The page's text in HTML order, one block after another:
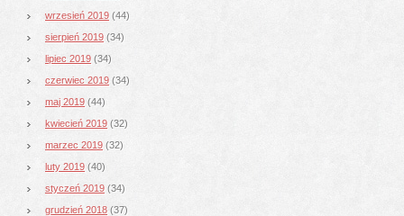
wrzesień 2019 (44)
sierpień 2019 (34)
lipiec 2019 (34)
czerwiec 2019 (34)
maj 2019 (44)
kwiecień 2019 (32)
marzec 2019 (32)
luty 2019 (40)
styczeń 2019 (34)
grudzień 2018 (37)